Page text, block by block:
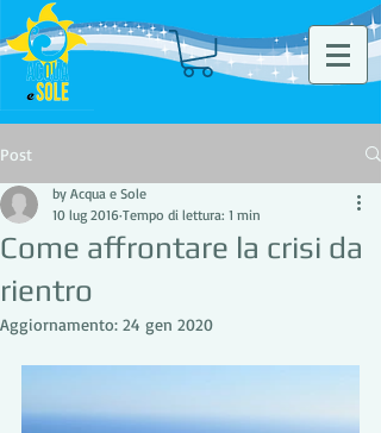
Post
Come affrontare la crisi da
rientro
by Acqua e Sole
10 lug 2016 Tempo di lettura: 1 min
Aggiornamento: 24 gen 2020